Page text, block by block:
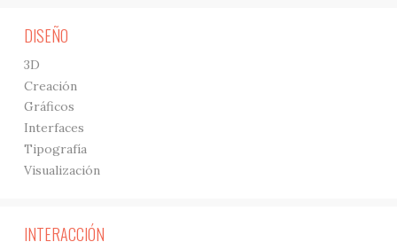
DISEÑO
3D
Creación
Gráficos
Interfaces
Tipografía
Visualización
INTERACCIÓN